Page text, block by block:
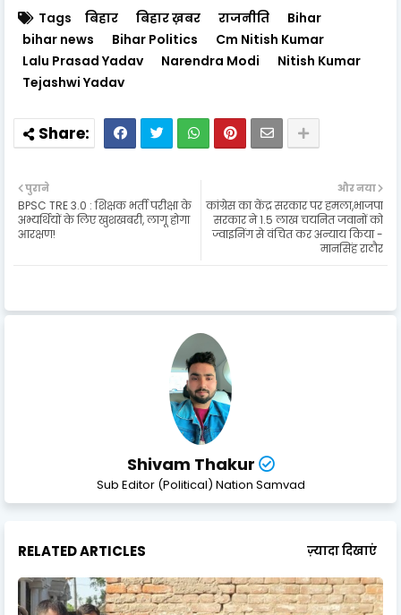
Tags बिहार बिहार ख़बर राजनीति
Bihar
bihar news
Bihar Politics
Cm Nitish Kumar
Lalu Prasad Yadav
Narendra Modi
Nitish Kumar
Tejashwi Yadav
और नया
कांग्रेस का केंद्र सरकार पर हमला,भाजपा
सरकार ने 1.5 लाख चयनित जवानों को
ज्वाइनिंग से वंचित कर अन्याय किया -
मानसिंह राठौर
पुराने
BPSC TRE 3.0 : शिक्षक भर्ती परीक्षा के
अभ्यर्थियों के लिए खुशखबरी, लागू होगा
आरक्षण!
Shivam Thakur
Sub Editor (Political) Nation Samvad
RELATED ARTICLES ज़्यादा दिखाएं